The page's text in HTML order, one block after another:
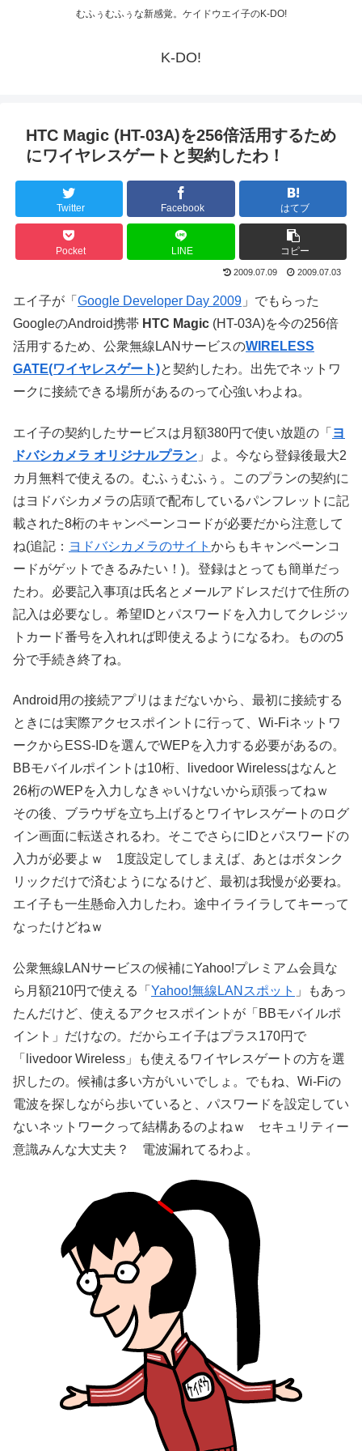
むふぅむふぅな新感覚。ケイドウエイ子のK-DO!
K-DO!
HTC Magic (HT-03A)を256倍活用するため
にワイヤレスゲートと契約したわ！
Twitter Facebook はてブ
Pocket LINE コピー
2009.07.09 2009.07.03
エイ子が「 Google Developer Day 2009 」でもらった
GoogleのAndroid携帯 HTC Magic (HT-03A)を今の256倍
活用するため、公衆無線LANサービスのWIRELESS
GATE(ワイヤレスゲート)と契約したわ。出先でネットワ
ークに接続できる場所があるのって心強いわよね。
エイ子の契約したサービスは月額380円で使い放題の「 ヨ
ドバシカメラ オリジナルプラン 」よ。今なら登録後最大2
カ月無料で使えるの。むふぅむふぅ。このプランの契約に
はヨドバシカメラの店頭で配布しているパンフレットに記
載された8桁のキャンペーンコードが必要だから注意して
ね(追記： ヨドバシカメラのサイト からもキャンペーンコ
ードがゲットできるみたい！)。登録はとっても簡単だっ
たわ。必要記入事項は氏名とメールアドレスだけで住所の
記入は必要なし。希望IDとパスワードを入力してクレジッ
トカード番号を入れれば即使えるようになるわ。ものの5
分で手続き終了ね。
Android用の接続アプリはまだないから、最初に接続する
ときには実際アクセスポイントに行って、Wi-Fiネットワ
ークからESS-IDを選んでWEPを入力する必要があるの。
BBモバイルポイントは10桁、livedoor Wirelessはなんと
26桁のWEPを入力しなきゃいけないから頑張ってねｗ
その後、ブラウザを立ち上げるとワイヤレスゲートのログ
イン画面に転送されるわ。そこでさらにIDとパスワードの
入力が必要よｗ 1度設定してしまえば、あとはボタンク
リックだけで済むようになるけど、最初は我慢が必要ね。
エイ子も一生懸命入力したわ。途中イライラしてキーって
なったけどねｗ
公衆無線LANサービスの候補にYahoo!プレミアム会員な
ら月額210円で使える「 Yahoo!無線LANスポット 」もあっ
たんだけど、使えるアクセスポイントが「BBモバイルポ
イント」だけなの。だからエイ子はプラス170円で
「livedoor Wireless」も使えるワイヤレスゲートの方を選
択したの。候補は多い方がいいでしょ。でもね、Wi-Fiの
電波を探しながら歩いていると、パスワードを設定してい
ないネットワークって結構あるのよねｗ セキュリティー
意識みんな大丈夫？ 電波漏れてるわよ。